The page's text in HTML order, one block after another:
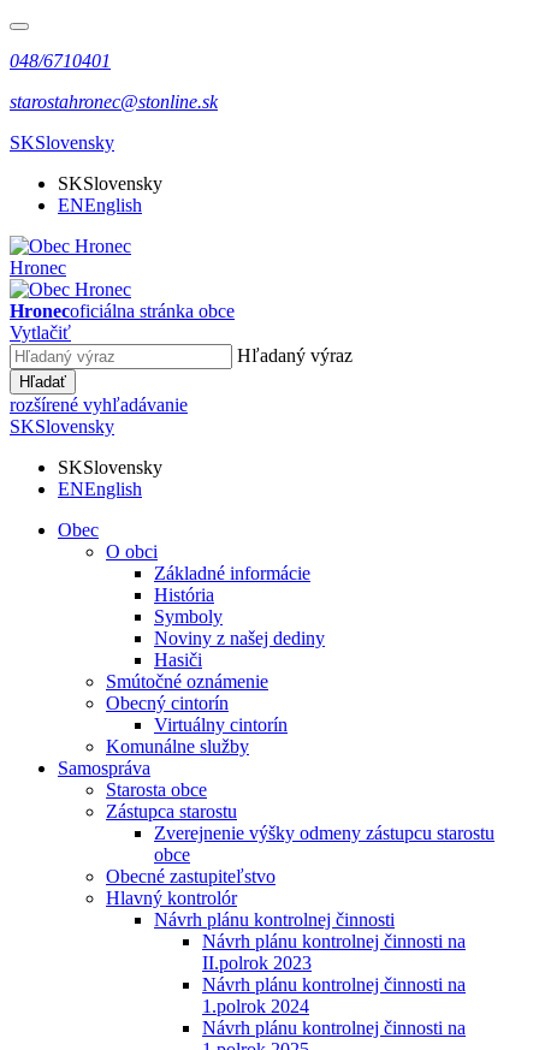
048/6710401
starostahronec@stonline.sk
SKSlovensky
SKSlovensky
ENEnglish
Hronec
Hronecoficiálna stránka obce
Vytlačiť
Hľadaný výraz
Hľadať
rozšírené vyhľadávanie
SKSlovensky
SKSlovensky
ENEnglish
Obec
O obci
Základné informácie
História
Symboly
Noviny z našej dediny
Hasiči
Smútočné oznámenie
Obecný cintorín
Virtuálny cintorín
Komunálne služby
Samospráva
Starosta obce
Zástupca starostu
Zverejnenie výšky odmeny zástupcu starostu
obce
Obecné zastupiteľstvo
Hlavný kontrolór
Návrh plánu kontrolnej činnosti
Návrh plánu kontrolnej činnosti na
II.polrok 2023
Návrh plánu kontrolnej činnosti na
1.polrok 2024
Návrh plánu kontrolnej činnosti na